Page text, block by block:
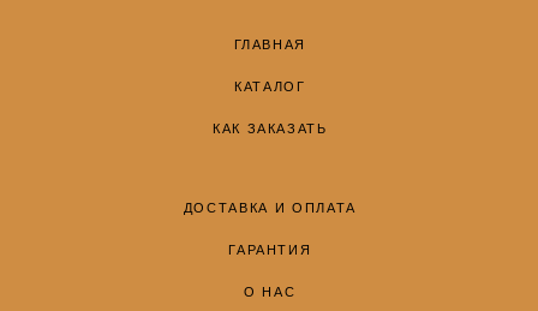
ГЛАВНАЯ
КАТАЛОГ
КАК ЗАКАЗАТЬ
ДОСТАВКА И ОПЛАТА
ГАРАНТИЯ
О НАС